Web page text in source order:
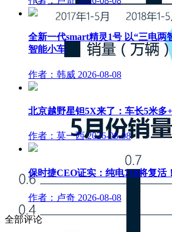
全新一代smart精灵1号 以“三电两
智能小车
作者：韩威 2026-08-08
北京越野星钽5X来了：车长5米多
作者：莫一西 2026-08-08
保时捷CEO证实：纯电718将复活
作者：卢奇 2026-08-08
全部评论